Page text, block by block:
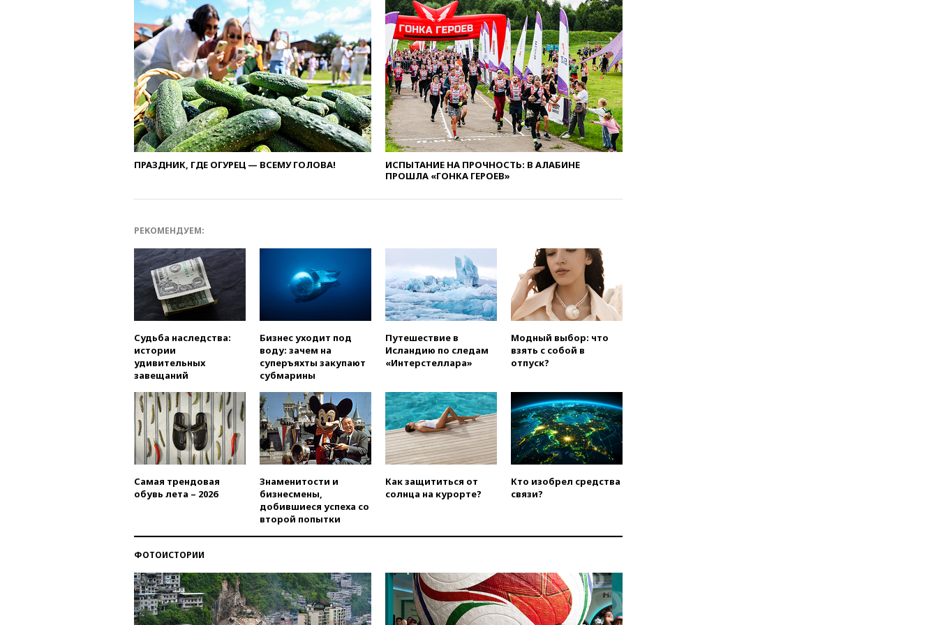
вчера, 17:42Израиль отверг
план Совета мира о выводе
войск из сектора Газа
вчера, 17:13 ТАСС: видео с
Моджтабой Хаменеи,
опубликованное сегодня,
снято давно
вчера, 16:47Сирия и Россия
договорились о присутствии
российских военных баз в
республике
вчера, 16:16
противодроновые лазеры
IRIS2 может появиться в 2029
вчера, 15:46«Росатом»
возвращает специалистов в
Иран на АЭС «Бушер»
арестованы два руководителя
производителя БПЛА
похороны своего отца
вчера, 14:14Китай объявил
высший уровень опасности из-
за приближения тайфуна
вчера, 13:47Welt am Sonntag:
ЕС нарастил импорт
российского СПГ
выросло до пяти
опасность объявлена в
Московской области
вчера, 12:48На фоне угрозы
БПЛА приостановил работу
ПРАЗДНИК, ГДЕ ОГУРЕЦ — ВСЕМУ ГОЛОВА!
ИСПЫТАНИЕ НА ПРОЧНОСТЬ: В АЛАБИНЕ
ПРОШЛА «ГОНКА ГЕРОЕВ»
РЕКОМЕНДУЕМ:
Судьба наследства:
истории
удивительных
завещаний
Бизнес уходит под
воду: зачем на
суперъяхты закупают
субмарины
Путешествие в
Исландию по следам
«Интерстеллара»
Модный выбор: что
взять с собой в
отпуск?
Самая трендовая
обувь лета – 2026
Знаменитости и
бизнесмены,
добившиеся успеха со
второй попытки
Как защититься от
солнца на курорте?
Кто изобрел средства
связи?
ФОТОИСТОРИИ